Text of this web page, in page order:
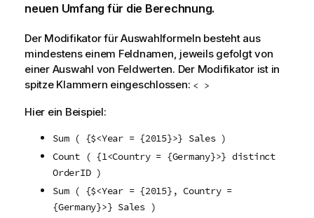
neuen Umfang für die Berechnung.
Der Modifikator für Auswahlformeln besteht aus
mindestens einem Feldnamen, jeweils gefolgt von
einer Auswahl von Feldwerten. Der Modifikator ist in
spitze Klammern eingeschlossen: < >
Hier ein Beispiel:
Sum ( {$<Year = {2015}>} Sales )
Count ( {1<Country = {Germany}>} distinct
OrderID )
Sum ( {$<Year = {2015}, Country =
{Germany}>} Sales )